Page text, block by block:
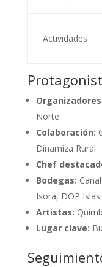
Actividades
Norte
Colaboración:
Dinamiza Rural
Chef
Bodegas:
Isora, DOP Islas
Artistas:
Lugar clave: